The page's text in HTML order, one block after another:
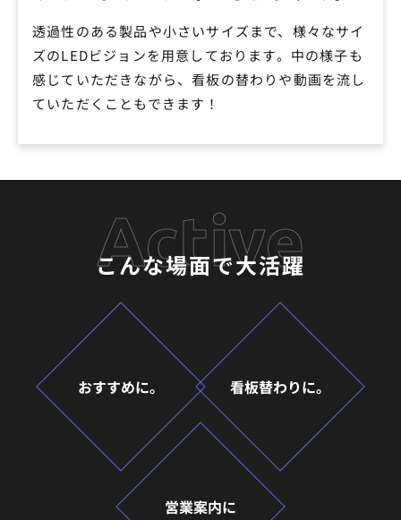
透過性のある製品や小さいサイズまで、様々なサイ
ズのLEDビジョンを用意しております。中の様子も
感じていただきながら、看板の替わりや動画を流し
ていただくこともできます！02
Active
こんな場面で大活躍
おすすめに。 看板替わりに。
営業案内に